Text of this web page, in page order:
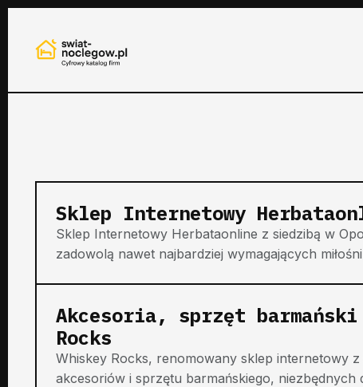
Sklep Internetowy
Sklep Internetowy Herbataonline z siedzibą w
zadowolą nawet najbardziej wymagających
Akcesoria, sprzęt
Rocks
Whiskey Rocks, renomowany sklep internetowy
akcesoriów i sprzętu barmańskiego, niezbędnych